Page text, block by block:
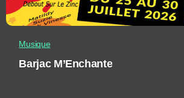
Musique
Barjac M’Enchante